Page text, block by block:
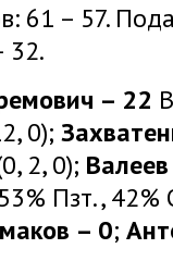
61 – 57.
32.
– 22
0);
2, 0);
Пзт., 42%
– 0;